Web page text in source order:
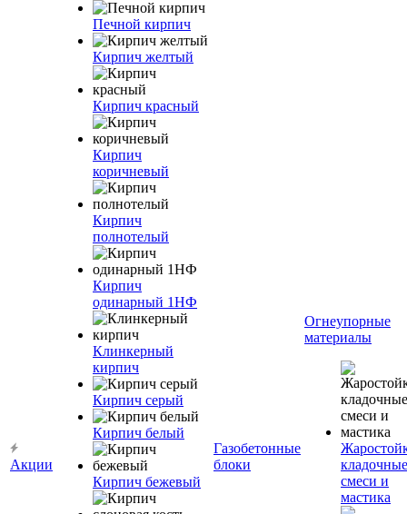
Акции
Печной кирпич
Кирпич желтый
Кирпич красный
Кирпич
коричневый
Кирпич
полнотелый
Кирпич
одинарный 1НФ
Клинкерный
кирпич
Кирпич серый
Кирпич белый
Кирпич бежевый
Газобетонные
блоки
Огнеупорные
материалы
кладочные
смеси и
мастика